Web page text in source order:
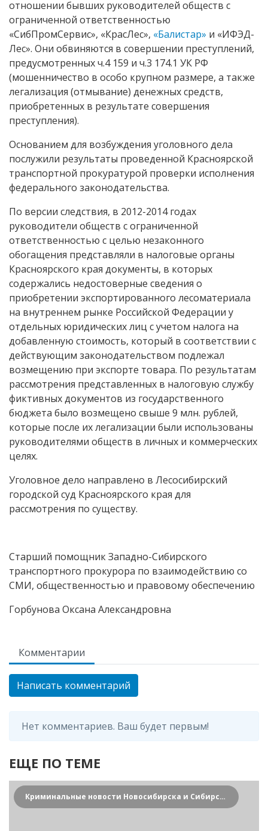
отношении бывших руководителей обществ с
ограниченной ответственностью
«СибПромСервис», «КрасЛес», «Балистар» и «ИФЭД-
Лес». Они обвиняются в совершении преступлений,
предусмотренных ч.4 159 и ч.3 174.1 УК РФ
(мошенничество в особо крупном размере, а также
легализация (отмывание) денежных средств,
приобретенных в результате совершения
преступления).
Основанием для возбуждения уголовного дела
послужили результаты проведенной Красноярской
транспортной прокуратурой проверки исполнения
федерального законодательства.
По версии следствия, в 2012-2014 годах
руководители обществ с ограниченной
ответственностью с целью незаконного
обогащения представляли в налоговые органы
Красноярского края документы, в которых
содержались недостоверные сведения о
приобретении экспортированного лесоматериала
на внутреннем рынке Российской Федерации у
отдельных юридических лиц с учетом налога на
добавленную стоимость, который в соответствии с
действующим законодательством подлежал
возмещению при экспорте товара. По результатам
рассмотрения представленных в налоговую службу
фиктивных документов из государственного
бюджета было возмещено свыше 9 млн. рублей,
которые после их легализации были использованы
руководителями обществ в личных и коммерческих
целях.
Уголовное дело направлено в Лесосибирский
городской суд Красноярского края для
рассмотрения по существу.
Старший помощник Западно-Сибирского
транспортного прокурора по взаимодействию со
СМИ, общественностью и правовому обеспечению
Горбунова Оксана Александровна
Комментарии
Написать комментарий
Нет комментариев. Ваш будет первым!
ЕЩЕ ПО ТЕМЕ
Криминальные новости Новосибирска и Сибирского региона